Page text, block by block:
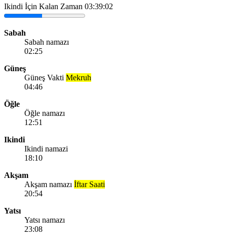
Ikindi İçin Kalan Zaman 03:39:02
Sabah
Sabah namazı
02:25
Güneş
Güneş Vakti Mekruh
04:46
Öğle
Öğle namazı
12:51
Ikindi
Ikindi namazi
18:10
Akşam
Akşam namazı İftar Saati
20:54
Yatsı
Yatsı namazı
23:08